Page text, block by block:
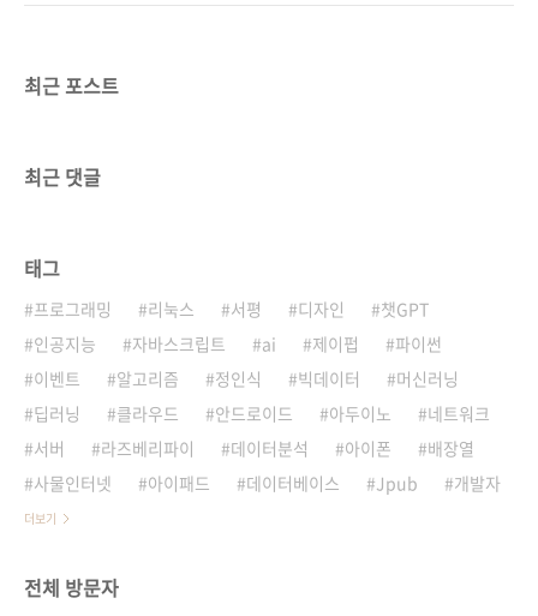
최근 포스트
최근 댓글
태그
프로그래밍 리눅스 서평 디자인
챗GPT
인공지능
자바스크립트 ai 제이펍
파이썬
이벤트
알고리즘 정인식 빅데이터
머신러닝
딥러닝
클라우드 안드로이드 아두이노
네트워크
서버
라즈베리파이 데이터분석 아이폰
배장열
사물인터넷
아이패드 데이터베이스 Jpub 개발자
더보기
전체 방문자